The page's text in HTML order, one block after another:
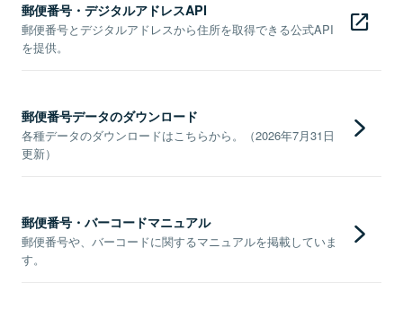
郵便番号・デジタルアドレスAPI
郵便番号とデジタルアドレスから住所を取得できる公式API
を提供。
郵便番号データのダウンロード
各種データのダウンロードはこちらから。（2026年7月31日
更新）
郵便番号・バーコードマニュアル
郵便番号や、バーコードに関するマニュアルを掲載していま
す。